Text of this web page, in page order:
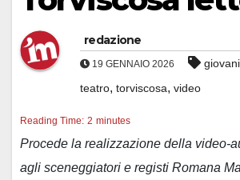
redazione
19 GENNAIO 2026 giovani
teatro, torviscosa, video
Reading Time: 2 minutes
Procede la realizzazione della video-
agli sceneggiatori e registi Romana